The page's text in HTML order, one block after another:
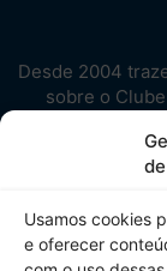
Usamos cookies
e oferecer
Desde 2004
sobre o